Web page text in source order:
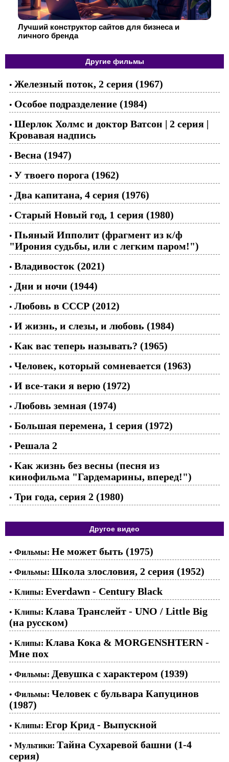
Лучший конструктор сайтов для бизнеса и
личного бренда
Другие фильмы
• Железный поток, 2 серия (1967)
• Особое подразделение (1984)
• Шерлок Холмс и доктор Ватсон | 2 серия |
Кровавая надпись
• Весна (1947)
• У твоего порога (1962)
• Два капитана, 4 серия (1976)
• Старый Новый год, 1 серия (1980)
• Пьяный Ипполит (фрагмент из к/ф
"Ирония судьбы, или с легким паром!")
• Владивосток (2021)
• Дни и ночи (1944)
• Любовь в СССР (2012)
• И жизнь, и слезы, и любовь (1984)
• Как вас теперь называть? (1965)
• Человек, который сомневается (1963)
• И все-таки я верю (1972)
• Любовь земная (1974)
• Большая перемена, 1 серия (1972)
• Решала 2
• Как жизнь без весны (песня из
кинофильма "Гардемарины, вперед!")
• Три года, серия 2 (1980)
Другое видео
• Фильмы: Не может быть (1975)
• Фильмы: Школа злословия, 2 серия (1952)
• Клипы: Everdawn - Century Black
• Клипы: Клава Транслейт - UNO / Little Big
(на русском)
• Клипы: Клава Кока & MORGENSHTERN -
Мне пох
• Фильмы: Девушка с характером (1939)
• Фильмы: Человек с бульвара Капуцинов
(1987)
• Клипы: Егор Крид - Выпускной
• Мультики: Тайна Сухаревой башни (1-4
серия)